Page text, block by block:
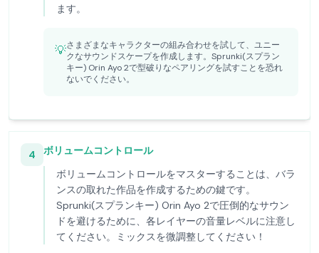
ます。
💡さまざまなキャラクターの組み合わせを試して、ユニー
クなサウンドスケープを作成します。Sprunki(スプラン
キー) Orin Ayo 2で型破りなペアリングを試すことを恐れ
ないでください。
4
ボリュームコントロール
ボリュームコントロールをマスターすることは、バラ
ンスの取れた作品を作成するための鍵です。
Sprunki(スプランキー) Orin Ayo 2で圧倒的なサウン
ドを避けるために、各レイヤーの音量レベルに注意し
てください。ミックスを微調整してください！